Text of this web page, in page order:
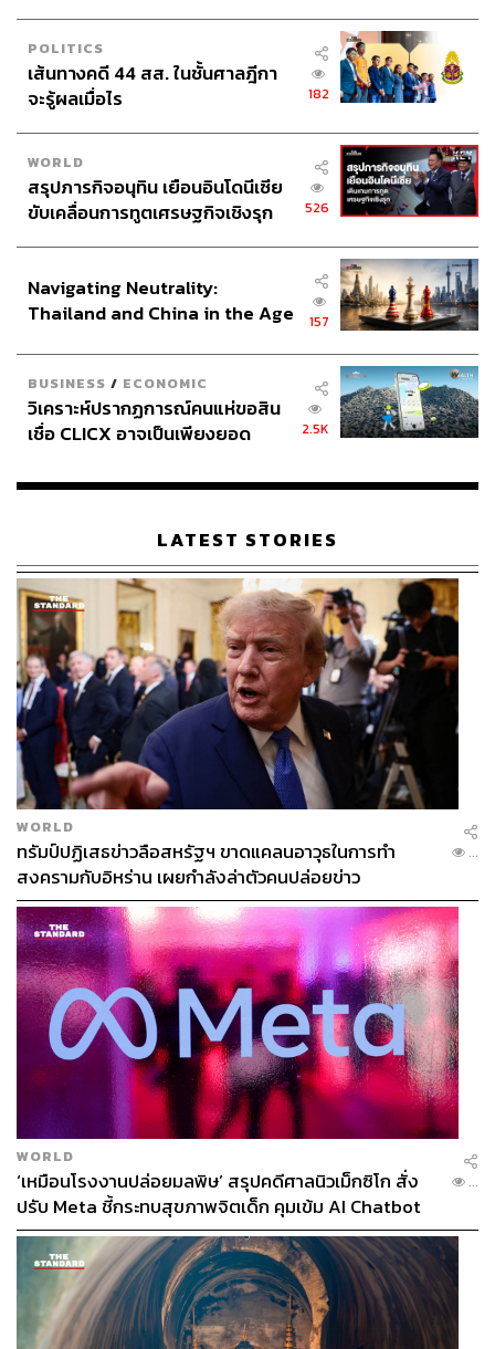
POLITICS
เส้นทางคดี 44 สส. ในชั้นศาลฎีกา
จะรู้ผลเมื่อไร
182
WORLD
สรุปภารกิจอนุทิน เยือนอินโดนีเซีย
ขับเคลื่อนการทูตเศรษฐกิจเชิงรุก
526
Navigating Neutrality:
Thailand and China in the Age
157
BUSINESS / ECONOMIC
วิเคราะห์ปรากฏการณ์คนแห่ขอสิน
เชื่อ CLICX อาจเป็นเพียงยอด
เรือนไทยที่ถูกซุกไว้
2.5K
LATEST STORIES
WORLD
ทรัมป์ปฏิเสธข่าวลือสหรัฐฯ ขาดแคลนอาวุธในการทำ
สงครามกับอิหร่าน เผยกำลังล่าตัวคนปล่อยข่าว
...
WORLD
‘เหมือนโรงงานปล่อยมลพิษ’ สรุปคดีศาลนิวเม็กซิโก สั่ง
ปรับ Meta ชี้กระทบสุขภาพจิตเด็ก คุมเข้ม AI Chatbot
...